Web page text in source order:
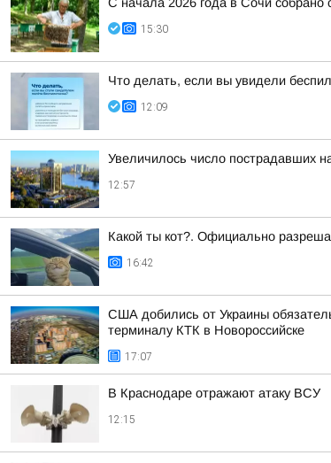
15:30
Что делать, если вы увидели
12:09
Увеличилось число пострадавших
12:57
Какой ты кот?. Официально
16:42
США добились от Украины
терминалу КТК в Новороссийске
17:07
В Краснодаре отражают атаку ВСУ
12:15